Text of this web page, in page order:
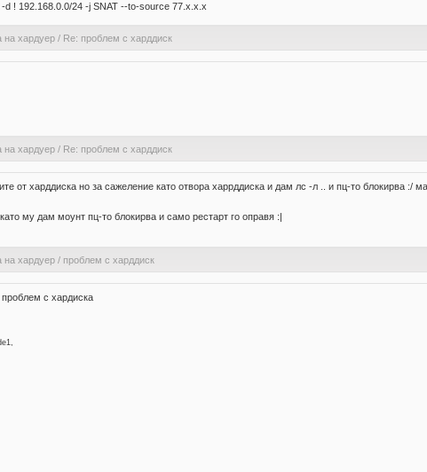
! 192.168.0.0/24 -j SNAT --to-source 77.x.x.x
на хардуер / Re: проблем с харддиск
на хардуер / Re: проблем с харддиск
от харддиска но за сажеление като отвора харрддиска и дам лс -л .. и пц-то блокирва :/
му дам моунт пц-то блокирва и само рестарт го оправя :|
на хардуер / проблем с харддиск
с хардиска